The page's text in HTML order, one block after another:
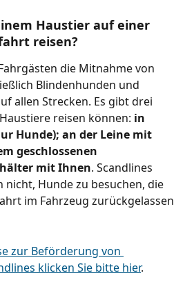
Haustier auf einer
reisen?
die Mitnahme von
Blindenhunden und
allen Strecken. Es gibt drei
reisen können: in
Hunde); an der Leine mit
geschlossenen
mit Ihnen. Scandlines
nicht, Hunde zu besuchen, die
im Fahrzeug zurückgelassen
zur Beförderung von
klicken Sie bitte hier.